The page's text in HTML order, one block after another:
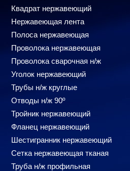
Квадрат нержавеющий
Нержавеющая лента
Полоса нержавеющая
Проволока нержавеющая
Проволока сварочная н/ж
Уголок нержавеющий
Трубы н/ж круглые
Отводы н/ж 90º
Тройник нержавеющий
Фланец нержавеющий
Шестигранник нержавеющий
Сетка нержавеющая тканая
Труба н/ж профильная